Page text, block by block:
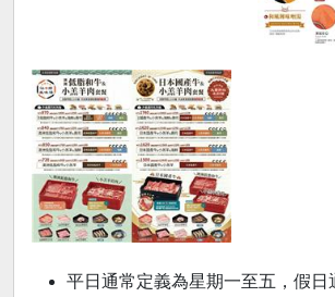
平日通常定義為星期一至五，假日